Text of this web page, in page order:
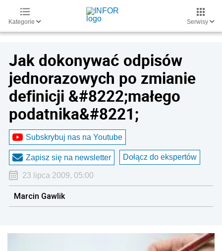
Kategorie Serwisy
Jak dokonywać odpisów
jednorazowych po zmianie
definicji &#8222;małego
podatnika&#8221;
Subskrybuj nas na Youtube
Zapisz się na newsletter Dołącz do ekspertów
23 lipca 2009, 05:00
Marcin Gawlik